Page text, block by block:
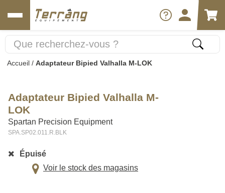
Accueil / Adaptateur Bipied Valhalla M-LOK
Adaptateur Bipied Valhalla M-
LOK
Spartan Precision Equipment
SPA.SP02.011.R.BLK
Épuisé
Voir le stock des magasins